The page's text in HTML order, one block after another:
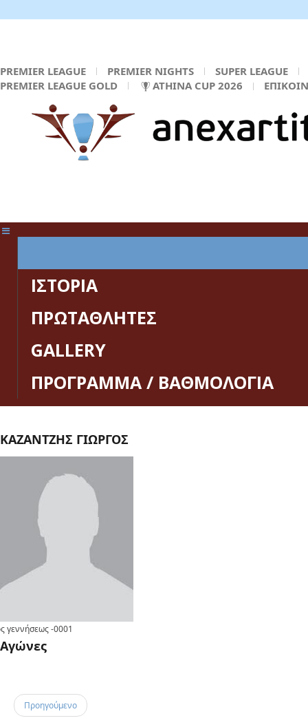
PREMIER LEAGUE PREMIER NIGHTS
SUPER LEAGUE
PREMIER LEAGUE GOLD
ATHINA CUP 2026
ΙΣΤΟΡΙΑ
ΠΡΩΤΑΘΛΗΤΕΣ
GALLERY
ΠΡΟΓΡΑΜΜΑ / ΒΑΘΜΟΛΟΓΙΑ
ΚΑΖΑΝΤΖΗΣ ΓΙΩΡΓΟΣ
γεννήσεως-0001
Αγώνες
Προηγούμενο